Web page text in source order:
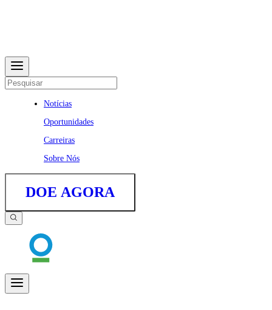
Notícias
Oportunidades
Carreiras
Sobre Nós
DOE AGORA